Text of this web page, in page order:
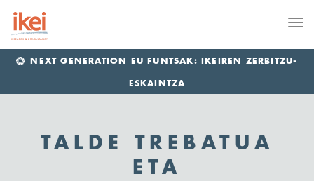
NEXT GENERATION EU FUNTSAK: IKEIREN ZERBITZU-
ESKAINTZA
TALDE TREBATUA
ETA